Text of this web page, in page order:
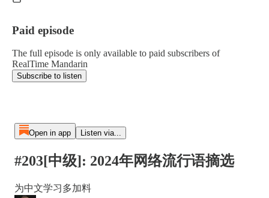
Paid episode
The full episode is only available to paid subscribers of
RealTime Mandarin
Subscribe to listen
Open in app Listen via...
#203[中级]: 2024年网络流行语摘选
为中文学习多加料